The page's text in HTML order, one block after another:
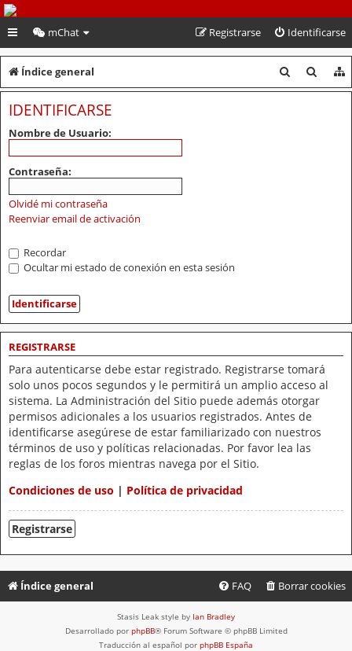
PeruVoley.com
mChat Identificarse
Registrarse
Índice general
u
u
IDENTIFICARSE
Nombre de Usuario:
Contraseña:
Olvidé mi contraseña
Reenviar email de activación
Recordar
Ocultar mi estado de conexión en esta sesión
REGISTRARSE
Para autenticarse debe estar registrado. Registrarse tomará
solo unos pocos segundos y le permitirá un amplio acceso al
sistema. La Administración del Sitio puede además otorgar
permisos adicionales a los usuarios registrados. Antes de
identificarse asegúrese de estar familiarizado con nuestros
términos de uso y políticas relacionadas. Por favor lea las
reglas de los foros mientras navega por el Sitio.
Condiciones de uso | Política de privacidad
Registrarse
Índice general Borrar cookies
FAQ
Stasis Leak style by Ian Bradley
Desarrollado por phpBB® Forum Software © phpBB Limited
Traducción al español por phpBB España